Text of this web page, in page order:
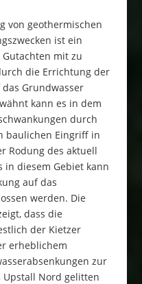
von geothermischen
ist ein
mit zu
die Errichtung der
das Grundwasser
kann es in dem
durch
baulichen Eingriff in
Rodung des aktuell
in diesem Gebiet kann
auf das
werden. Die
dass die
der Kietzer
erheblichem
zur
Upstall Nord gelitten